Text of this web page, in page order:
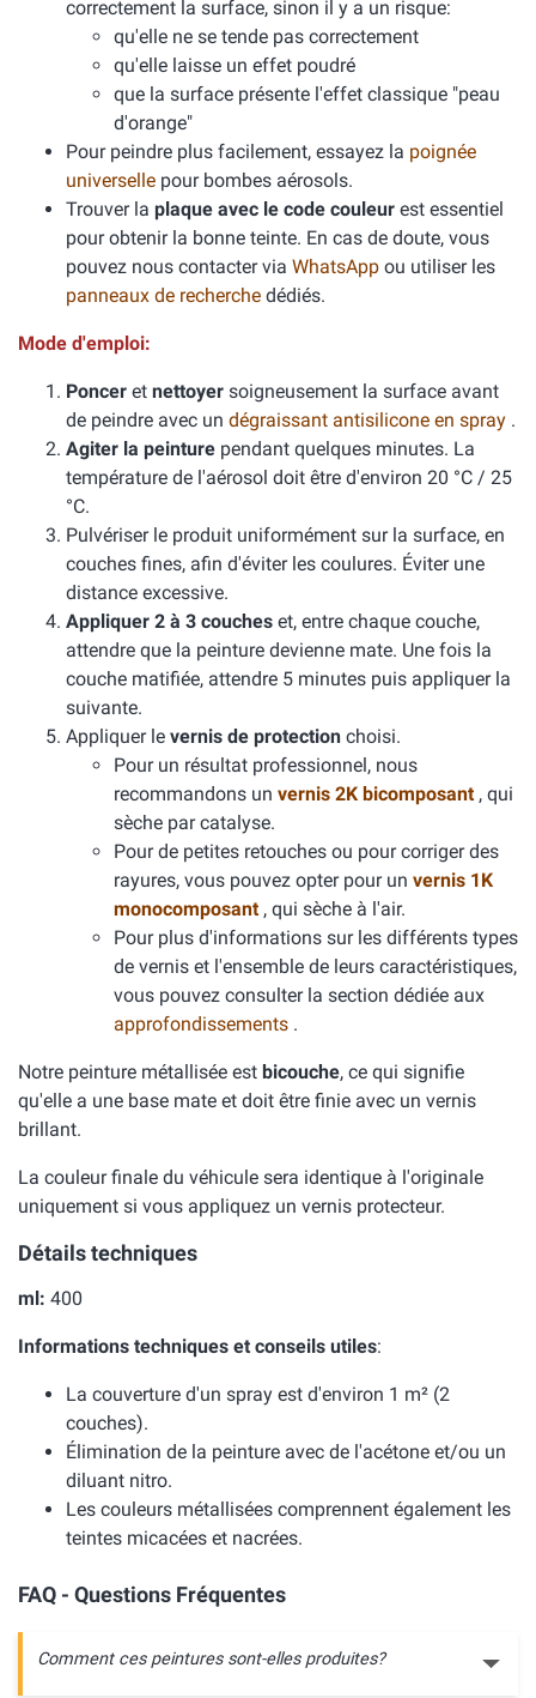
correctement la surface, sinon il y a un risque:
qu'elle ne se tende pas correctement
qu'elle laisse un effet poudré
que la surface présente l'effet classique "peau
d'orange"
Pour peindre plus facilement, essayez la poignée
universelle pour bombes aérosols.
Trouver la plaque avec le code couleur est essentiel
pour obtenir la bonne teinte. En cas de doute, vous
pouvez nous contacter via WhatsApp ou utiliser les
panneaux de recherche dédiés.
Mode d'emploi:
Poncer et nettoyer soigneusement la surface avant
de peindre avec un dégraissant antisilicone en spray .
Agiter la peinture pendant quelques minutes. La
température de l'aérosol doit être d'environ 20 °C / 25
°C.
Pulvériser le produit uniformément sur la surface, en
couches fines, afin d'éviter les coulures. Éviter une
distance excessive.
Appliquer 2 à 3 couches et, entre chaque couche,
attendre que la peinture devienne mate. Une fois la
couche matifiée, attendre 5 minutes puis appliquer la
suivante.
Appliquer le vernis de protection choisi.
Pour un résultat professionnel, nous
recommandons un vernis 2K bicomposant , qui
sèche par catalyse.
Pour de petites retouches ou pour corriger des
rayures, vous pouvez opter pour un vernis 1K
monocomposant , qui sèche à l'air.
Pour plus d'informations sur les différents types
de vernis et l'ensemble de leurs caractéristiques,
vous pouvez consulter la section dédiée aux
approfondissements .
Notre peinture métallisée est bicouche, ce qui signifie
qu'elle a une base mate et doit être finie avec un vernis
brillant.
La couleur finale du véhicule sera identique à l'originale
uniquement si vous appliquez un vernis protecteur.
Détails techniques
ml: 400
Informations techniques et conseils utiles:
La couverture d'un spray est d'environ 1 m² (2
couches).
Élimination de la peinture avec de l'acétone et/ou un
diluant nitro.
Les couleurs métallisées comprennent également les
teintes micacées et nacrées.
FAQ - Questions Fréquentes
Comment ces peintures sont-elles produites?